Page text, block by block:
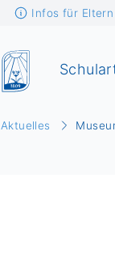
Infos für Eltern
Aktuelles